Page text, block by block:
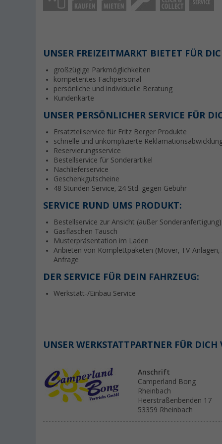
UNSER FREIZEITMARKT BIETET FÜR
großzügige Parkmöglichkeiten
kompetentes Fachpersonal
persönliche und individuelle Beratung
Kundenkarte
UNSER PERSÖNLICHER SERVICE FÜR
Ersatzteilservice für Fritz Berger Produkte
schnelle und unkomplizierte
Reservierungsservice
Bestellservice für Sonderartikel
Nachlieferservice
Geschenkgutscheine
48 Stunden Service, 24 Std. gegen Gebühr
SERVICE RUND UMS PRODUKT:
Bestellservice zur Ansicht (außer Sonderanfertigung)
Gasflaschen Tausch
Musterpräsentation im Laden
Anbieten von Komplettpaketen (Mover, TV-
Anfrage
DER SERVICE FÜR DEIN FAHRZEUG:
Werkstatt-/Einbau Service
UNSER WERKSTATTPARTNER FÜR DICH
Anschrift
Camperland Bong
Rheinbach
Heerstraßenbenden 17
53359 Rheinbach